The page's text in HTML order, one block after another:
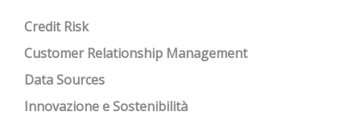
Credit Risk
Customer Relationship Management
Data Sources
Innovazione e Sostenibilità